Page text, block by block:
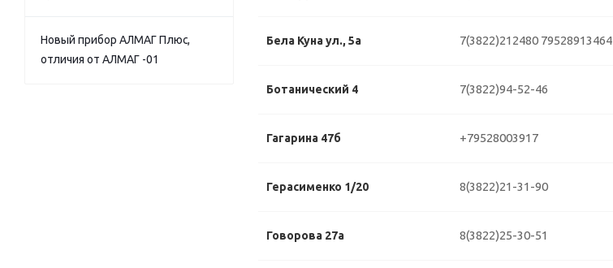
Бела Куна ул., 5а 7(3822)212480 79528913464
Ботанический 4 7(3822)94-52-46
Гагарина 47б +79528003917
Герасименко 1/20 8(3822)21-31-90
Говорова 27а 8(3822)25-30-51
Новый прибор АЛМАГ Плюс,
отличия от АЛМАГ -01